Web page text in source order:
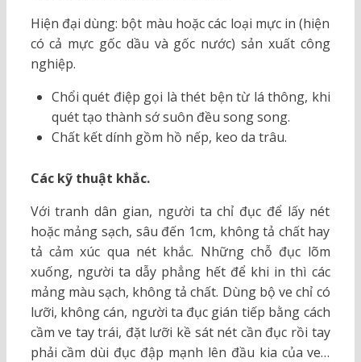
Hiện đại dùng: bột màu hoặc các loại mực in (hiện
có cả mực gốc dầu và gốc nước) sản xuất công
nghiệp.
Chổi quét điệp gọi là thét bện từ lá thông, khi
quét tạo thành sớ suôn đều song song.
Chất kết dính gồm hồ nếp, keo da trâu.
Các kỹ thuật khắc.
Với tranh dân gian, người ta chỉ đục để lấy nét
hoặc mảng sạch, sâu đến 1cm, không tả chất hay
tả cảm xúc qua nét khắc. Những chỗ đục lõm
xuống, người ta dẫy phẳng hết để khi in thì các
mảng màu sạch, không tả chất. Dùng bộ ve chỉ có
lưỡi, không cán, người ta đục gián tiếp bằng cách
cầm ve tay trái, đặt lưỡi kề sát nét cần đục rồi tay
phải cầm dùi đục đập mạnh lên đầu kia của ve…